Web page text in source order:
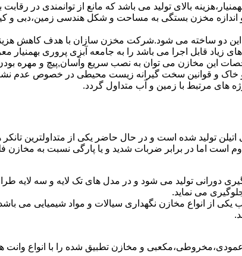
بالای تولید می باشد که مانع از توانمندی در رقابت
مخزن بستگی به مساحت و شکل هندسی زمین،دبی و
این دو ساخته می شود.شرکت مخزن سازان با هدف کاهش
زیاد قابل اجرا می باشد را به جامعه آبزی پروری بهمنیار
مخازن می توان به نصب سریع وآسان,پیچ و مهره بودن آنها
خاک و قوانین سخت گیرانه زیست محیطی در خصوص عدم
های مرتبط با زمین و آب متداول گردد.
اتیلن تولید شده است و در حال حاضر یکی از متداولترین
است اما در برابر ضربات شدید و یا پارگی نسبت به
دورانی تولید می شود و در مدل های تک لایه و سه
می نماید.
یکی از انواع مخازن نگهداری سیالات و مواد شیمیایی
و مخازن تطبیق شده را با انواع وانت